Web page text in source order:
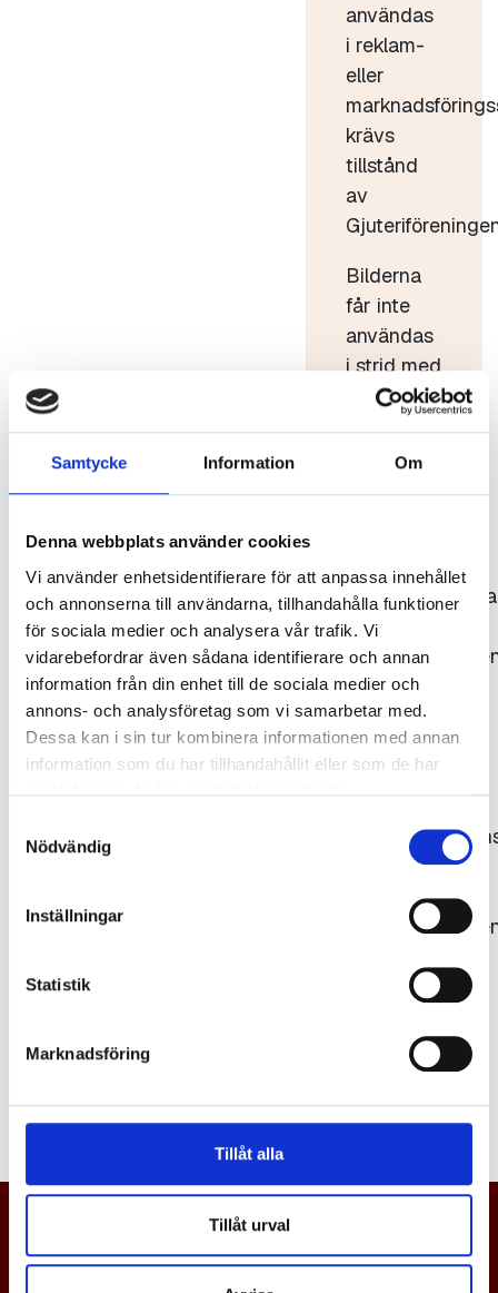
Samtycke Information Om
Denna webbplats använder cookies
Vi använder enhetsidentifierare för att anpassa innehållet
och annonserna till användarna, tillhandahålla funktioner
för sociala medier och analysera vår trafik. Vi
vidarebefordrar även sådana identifierare och annan
information från din enhet till de sociala medier och
annons- och analysföretag som vi samarbetar med.
Dessa kan i sin tur kombinera informationen med annan
information som du har tillhandahållit eller som de har
Nödvändig
Inställningar
Statistik
Marknadsföring
Tillåt alla
Tillåt urval
användas
i reklam-
eller
krävs
tillstånd
av
Bilderna
får inte
användas
i strid med
god sed.
Bilderna
får inte
Bildrättigheterna
tillhör
respektive
fotograf.
Källan ska
uppges,
fotografens/
företagets